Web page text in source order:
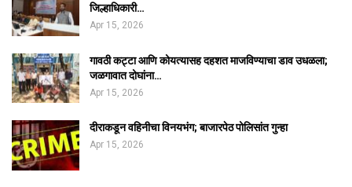
जिल्हाधिकारी…
Apr 15, 2026
गावठी कट्टा आणि कोयत्यासह दहशत माजविण्याचा डाव उधळला;
जळगावात दोघांना…
Apr 15, 2026
दीराकडून वहिनीचा विनयभंग; बाजारपेठ पोलिसांत गुन्हा
Apr 15, 2026